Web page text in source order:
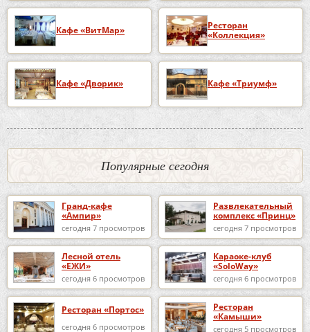
Кафе «ВитМар»
Ресторан
«Коллекция»
Кафе «Дворик» Кафе «Триумф»
Популярные сегодня
Гранд-кафе
«Ампир»
сегодня 7 просмотров
Развлекательный
комплекс «Принц»
сегодня 7 просмотров
Лесной отель
«ЕЖИ»
сегодня 6 просмотров
Караоке-клуб
«SoloWay»
сегодня 6 просмотров
Ресторан «Портос»
сегодня 6 просмотров
Ресторан
«Камыши»
сегодня 5 просмотров